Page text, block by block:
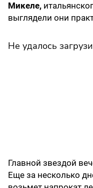
Микеле,
выглядели они
Не удалось
Главной звездой
Еще за несколько